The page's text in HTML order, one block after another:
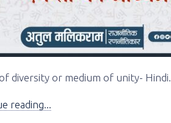
diversity or medium of unity- Hindi.
reading...